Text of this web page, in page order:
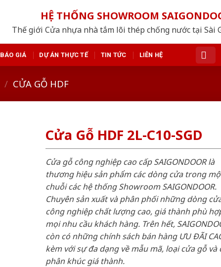
HỆ THỐNG SHOWROOM
Thế giới Cửa nhựa nhà tắm lõi thép chống nước tại Sài
BÁO GIÁ DỰ ÁN THỰC TẾ TIN TỨC LIÊN HỆ
/ CỬA GỖ HDF
Cửa Gỗ HDF 2L-C10-SGD
Cửa gỗ công nghiệp cao cấp SAIGONDOOR là
thương hiệu sản phẩm các dòng cửa trong
chuỗi các hệ thống Showroom SAIGONDOOR.
Chuyên sản xuất và phân phối những dòng
công nghiệp chất lượng cao, giá thành phù
mọi nhu cầu khách hàng. Trên hết,
còn có những chính sách bán hàng ƯU ĐÃI
kèm với sự đa dạng về mẫu mã, loại cửa gỗ và
phân khúc giá thành.